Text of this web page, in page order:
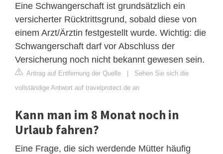
Eine Schwangerschaft ist grundsätzlich ein
versicherter Rücktrittsgrund, sobald diese von
einem Arzt/Ärztin festgestellt wurde. Wichtig: die
Schwangerschaft darf vor Abschluss der
Versicherung noch nicht bekannt gewesen sein.
Antrag auf Entfernung der Quelle | Sehen Sie sich die
vollständige Antwort auf travelprotect.de an
Kann man im 8 Monat noch in
Urlaub fahren?
Eine Frage, die sich werdende Mütter häufig